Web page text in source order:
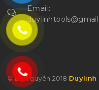
Email:
© Bản quyền 2018 Duylinh